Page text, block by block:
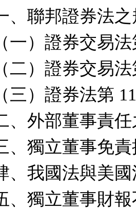
、聯邦證券法
（一）證券交易
（二）證券交易
（三）證券法第
、外部董事責
、獨立董事免
、我國法與美
、獨立董事財